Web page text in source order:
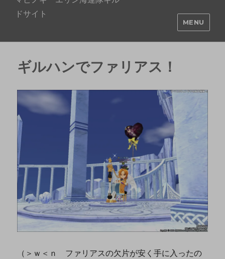
ドサイト
MENU
ギルハンでファリアス！
（＞ｗ＜ｎ ファリアスの欠片が安く手に入ったの